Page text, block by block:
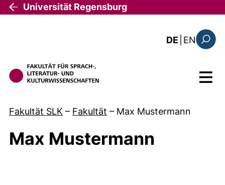
Direkt zum Inhalt
Universität Regensburg
DE EN: the
Menü
Fakultät SLK – Fakultät – Max Mustermann
Max Mustermann